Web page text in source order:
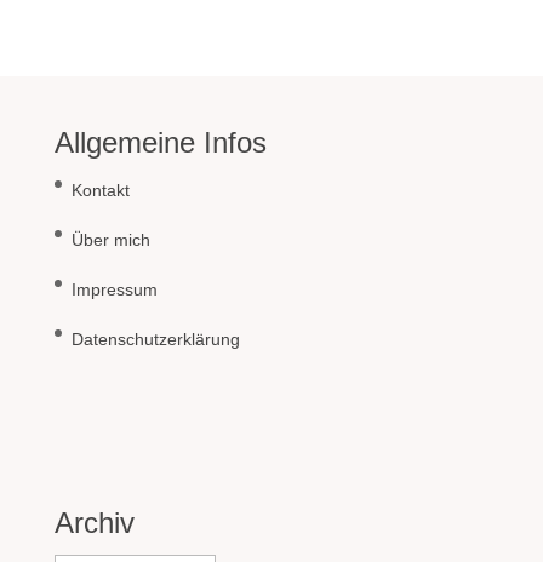
Allgemeine Infos
Kontakt
Über mich
Impressum
Datenschutzerklärung
Archiv